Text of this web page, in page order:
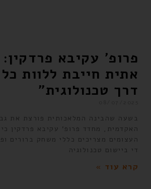
פרופ’ עקיבא
אתית חייבת ללוות
דרך טכנולוגית”
בשעה שהבינה המלאכותית פורצת את
האקדמית, מחדד פרופ’ עקיבא פרדקין כי
העצומים מצריכים כללי משחק ברורים
די ביישום טכנולוגיה
קרא עוד »